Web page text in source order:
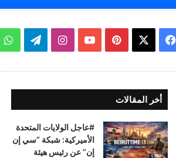
فيسبوك بينتيريست‫YouTubeانستقرامتيلقرام
أخر المقالات
#عاجل الولايات المتحدة
الأميركية: شبكة “سي إن
إن” عن رئيس هيئة